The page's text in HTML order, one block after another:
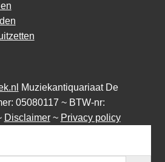
Muziekantiquariaat De
05080117 ~ BTW-nr:
Disclaimer~ Privacy policy